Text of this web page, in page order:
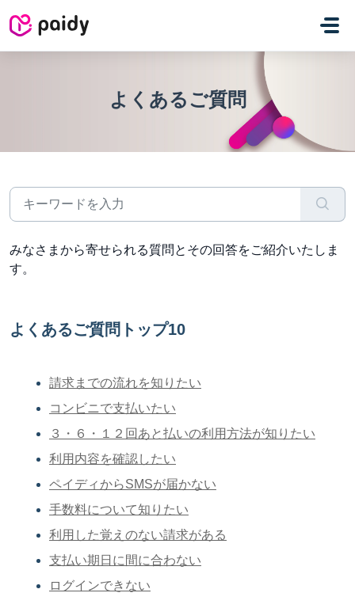
よくあるご質問
みなさまから寄せられる質問とその回答をご紹介いたしま
す。
よくあるご質問トップ10
請求までの流れを知りたい
コンビニで支払いたい
３・６・１２回あと払いの利用方法が知りたい
利用内容を確認したい
ペイディからSMSが届かない
手数料について知りたい
利用した覚えのない請求がある
支払い期日に間に合わない
ログインできない